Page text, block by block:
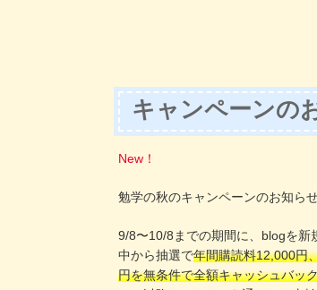
キャンペーンの
New！
勉学の秋のキャンペーンのお知らせ
9/8〜10/8までの期間に、blogを新
中から抽選で年間購読料12,000円
円を無条件で全額キャッシュバッ